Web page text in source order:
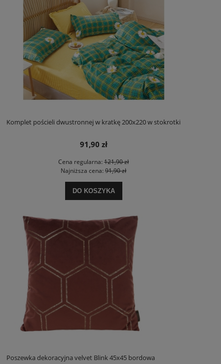
Komplet pościeli dwustronnej w kratkę 200x220 w stokrotki
91,90 zł
Cena regularna: 121,90 zł
Najniższa cena: 91,90 zł
DO KOSZYKA
Poszewka dekoracyjna velvet Blink 45x45 bordowa